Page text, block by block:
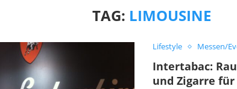
TAG: LIMOUSINE
Lifestyle Messen/
Intertabac:
und Zigarre